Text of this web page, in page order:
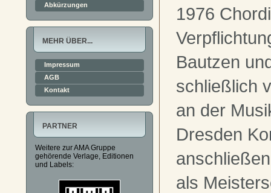
Abkürzungen
MEHR ÜBER...
Impressum
AGB
Kontakt
PARTNER
Weitere zur AMA Gruppe
gehörende Verlage, Editionen
und Labels:
1976
Bautzen
schließlich
an der
Dresden
als